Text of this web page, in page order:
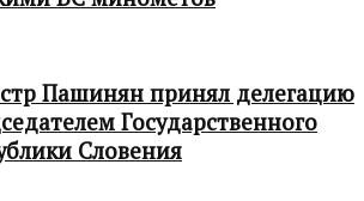
Пашинян принял делегацию
Государственного
Словения